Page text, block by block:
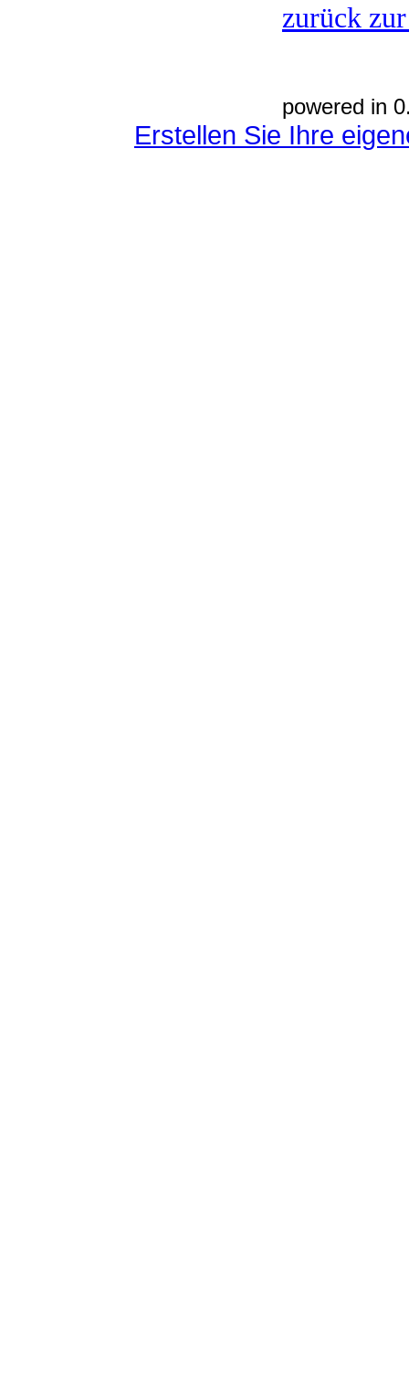
zurück
powered in
Erstellen Sie Ihre